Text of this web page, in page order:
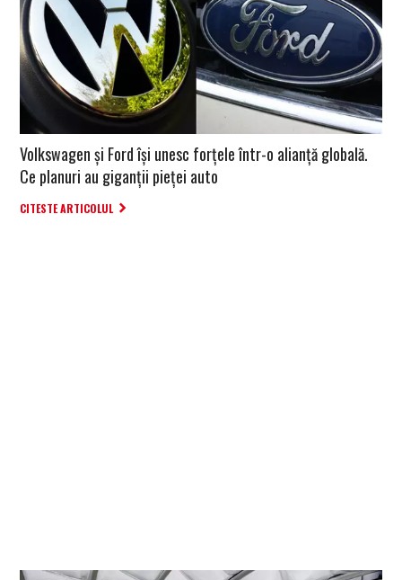
Volkswagen și Ford își unesc forțele într-o alianță globală.
Ce planuri au giganții pieței auto
CITESTE ARTICOLUL